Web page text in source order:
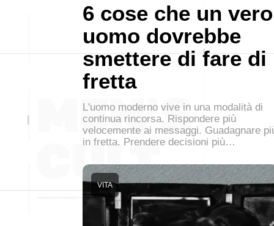
6 cose che un vero
uomo dovrebbe
smettere di fare di
fretta
L'uomo moderno vive in una modalità di
continua rincorsa. Rispondere più
velocemente ai messaggi. Guadagnare
in fretta. Prendere decisioni più…
VITA